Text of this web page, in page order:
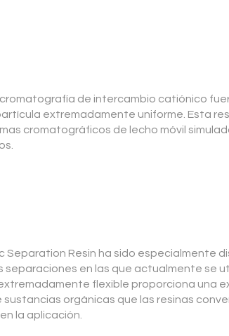
de intercambio catiónico
extremadamente uniforme. Esta
cromatográficos de lecho móvil
Resin ha sido especialmente
separaciones en las que actualmente se
flexible proporciona una
orgánicas que las resinas
la aplicación.